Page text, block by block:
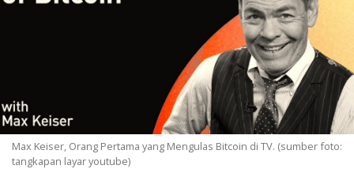
Max Keiser, Orang Pertama yang Mengulas Bitcoin di TV. (sumber foto:
tangkapan layar youtube)